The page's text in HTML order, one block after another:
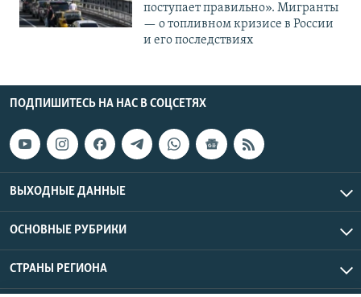
поступает правильно». Мигранты
— о топливном кризисе в России
и его последствиях
ПОДПИШИТЕСЬ НА НАС В СОЦСЕТЯХ
ВЫХОДНЫЕ ДАННЫЕ
ОСНОВНЫЕ РУБРИКИ
СТРАНЫ РЕГИОНА